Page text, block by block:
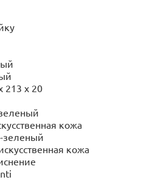
213 х 20
кожа
зеленый
кожа